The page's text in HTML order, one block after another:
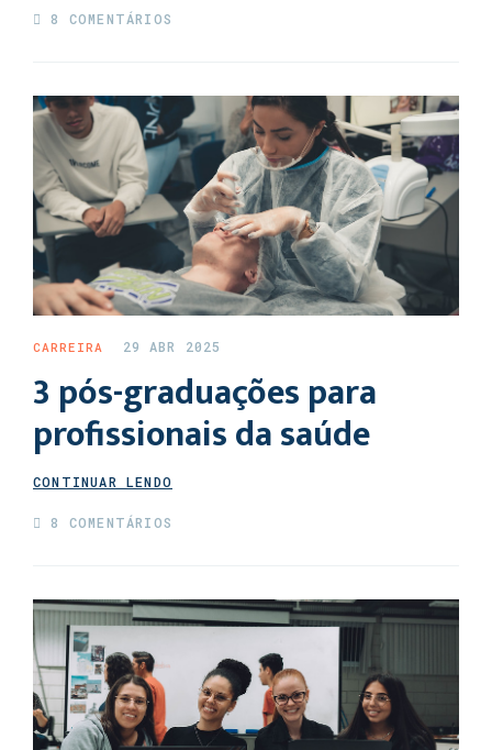
8 COMENTÁRIOS
CARREIRA 29 ABR 2025
3 pós-graduações para
profissionais da saúde
CONTINUAR LENDO
8 COMENTÁRIOS